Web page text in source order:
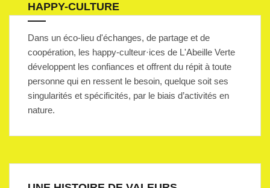
HAPPY-CULTURE
Dans un éco-lieu d'échanges, de partage et de
coopération, les happy-culteur·ices de L'Abeille Verte
développent les confiances et offrent du répit à toute
personne qui en ressent le besoin, quelque soit ses
singularités et spécificités, par le biais d’activités en
nature.